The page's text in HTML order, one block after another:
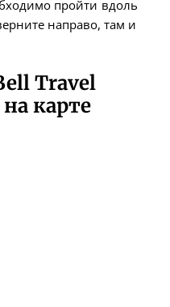
пройти вдоль
направо, там и
Travel
карте